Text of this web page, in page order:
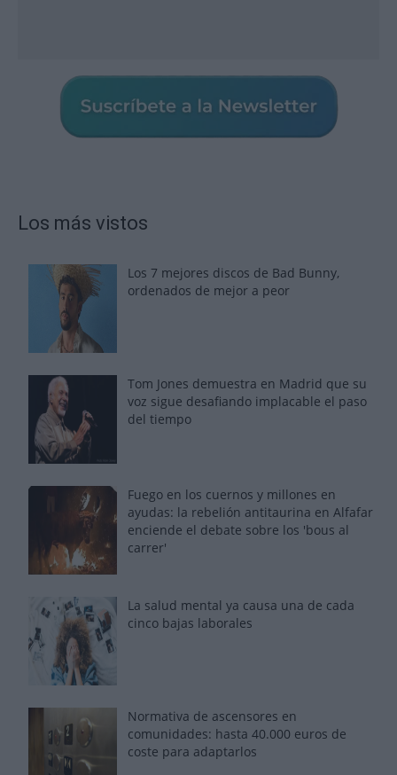
Los más vistos
Los 7 mejores discos de Bad Bunny,
ordenados de mejor a peor
Tom Jones demuestra en Madrid que su
voz sigue desafiando implacable el paso
del tiempo
Fuego en los cuernos y millones en
ayudas: la rebelión antitaurina en Alfafar
enciende el debate sobre los 'bous al
carrer'
La salud mental ya causa una de cada
cinco bajas laborales
Normativa de ascensores en
comunidades: hasta 40.000 euros de
coste para adaptarlos